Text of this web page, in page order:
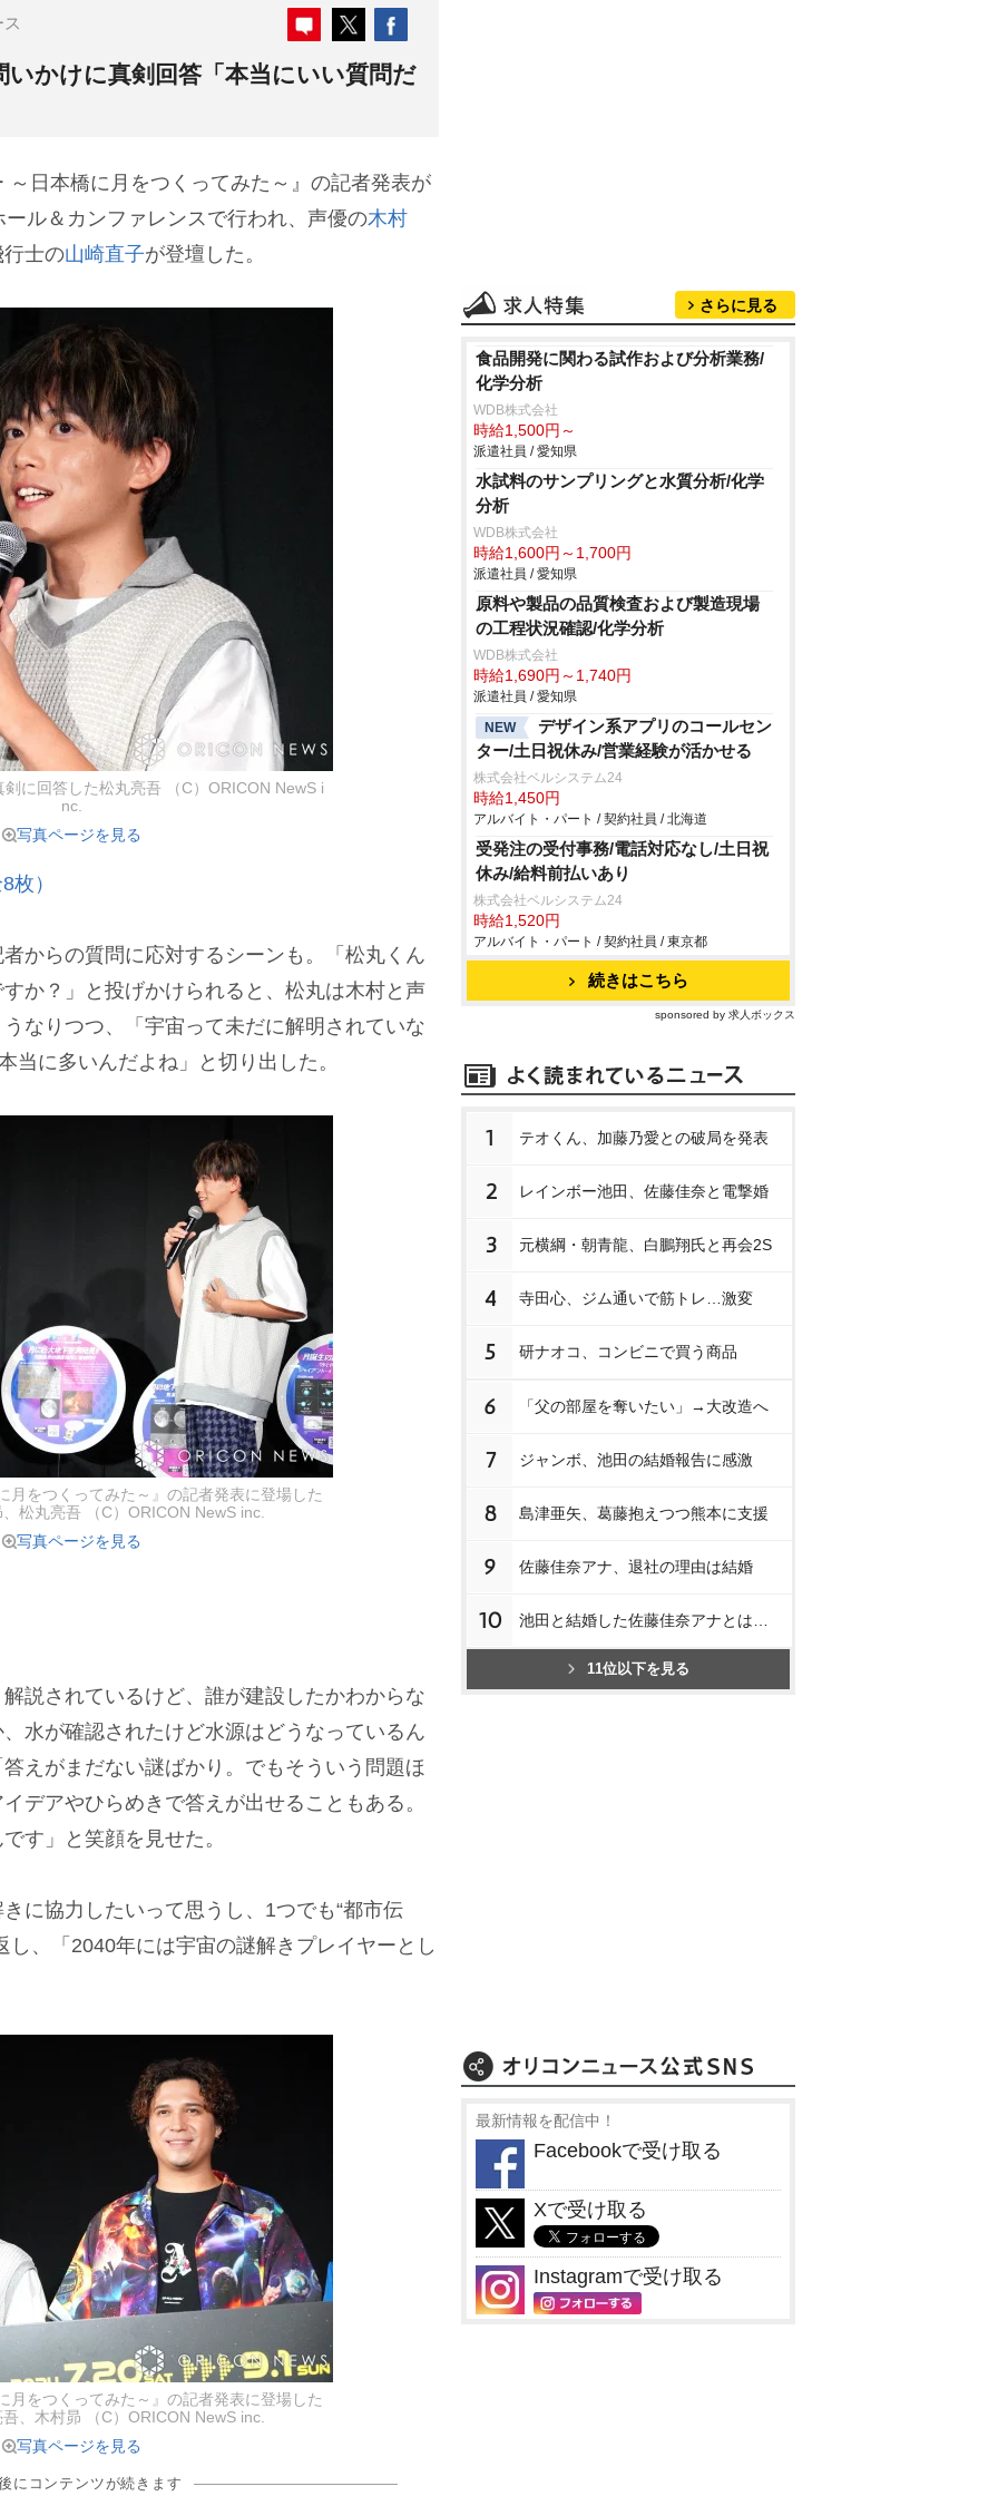
いかけに真剣回答「本当にいい質問だ
日本橋に月をつくってみた～』の記者発表が
ル＆カンファレンスで行われ、声優の木村
士の山崎直子が登壇した。
に回答した松丸亮吾 （C）ORICON NewS i
nc.
写真ページを見る
枚）
からの質問に応対するシーンも。「松丸くん
か？」と投げかけられると、松丸は木村と声
なりつつ、「宇宙って未だに解明されていな
当に多いんだよね」と切り出した。
月をつくってみた～』の記者発表に登場した
松丸亮吾 （C）ORICON NewS inc.
写真ページを見る
説されているけど、誰が建設したかわからな
水が確認されたけど水源はどうなっているん
えがまだない謎ばかり。でもそういう問題ほ
デアやひらめきで答えが出せることもある。
す」と笑顔を見せた。
に協力したいって思うし、1つでも“都市伝
し、「2040年には宇宙の謎解きプレイヤーとし
月をつくってみた～』の記者発表に登場した
、木村昴 （C）ORICON NewS inc.
写真ページを見る
にコンテンツが続きます
さらに見る
食品開発に関わる試作および分析業務/
化学分析
WDB株式会社
時給1,500円～
派遣社員 / 愛知県
水試料のサンプリングと水質分析/化学
分析
WDB株式会社
時給1,600円～1,700円
派遣社員 / 愛知県
原料や製品の品質検査および製造現場
の工程状況確認/化学分析
WDB株式会社
時給1,690円～1,740円
派遣社員 / 愛知県
NEW
デザイン系アプリのコールセン
ター/土日祝休み/営業経験が活かせる
株式会社ベルシステム24
時給1,450円
アルバイト・パート / 契約社員 / 北海道
受発注の受付事務/電話対応なし/土日祝
休み/給料前払いあり
株式会社ベルシステム24
時給1,520円
アルバイト・パート / 契約社員 / 東京都
続きはこちら
sponsored by 求人ボックス
1 テオくん、加藤乃愛との破局を発表
2 レインボー池田、佐藤佳奈と電撃婚
3 元横綱・朝青龍、白鵬翔氏と再会2S
4 寺田心、ジム通いで筋トレ…激変
5 研ナオコ、コンビニで買う商品
6 「父の部屋を奪いたい」→大改造へ
7 ジャンボ、池田の結婚報告に感激
8 島津亜矢、葛藤抱えつつ熊本に支援
9 佐藤佳奈アナ、退社の理由は結婚
10 池田と結婚した佐藤佳奈アナとは…
11位以下を見る
最新情報を配信中！
Facebookで受け取る
Xで受け取る
Instagramで受け取る